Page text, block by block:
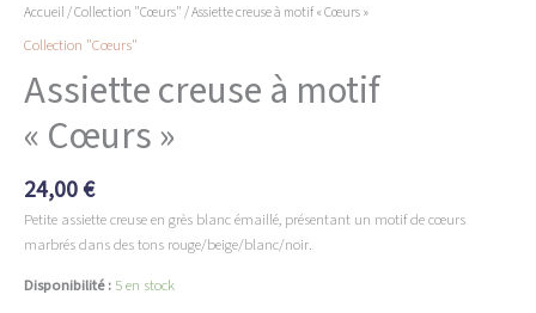
Accueil/Collection "Cœurs"/ Assiette creuse à motif « Cœurs »
Collection "Cœurs"
Assiette creuse à motif
« Cœurs »
24,00€
Petite assiette creuse en grès blanc émaillé, présentant un motif de cœurs
marbrés dans des tons rouge/beige/blanc/noir.
Disponibilité : 5 en stock